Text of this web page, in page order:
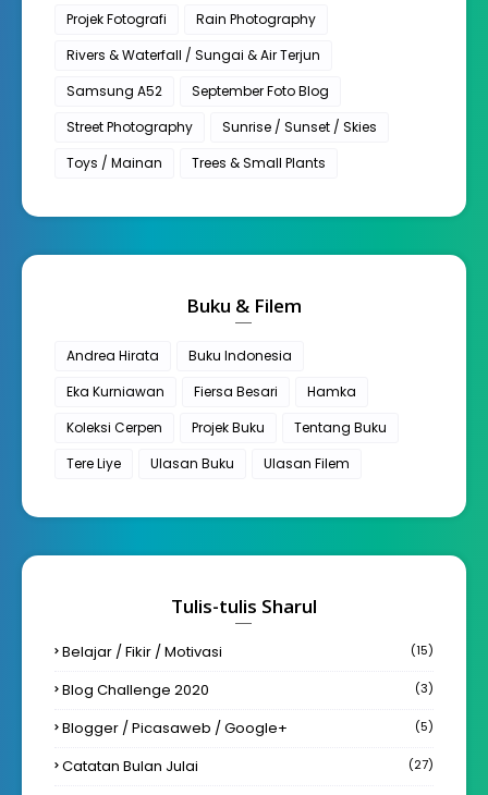
Projek Fotografi
Rain Photography
Rivers & Waterfall / Sungai & Air Terjun
Samsung A52
September Foto Blog
Street Photography
Sunrise / Sunset / Skies
Toys / Mainan
Trees & Small Plants
Buku & Filem
Andrea Hirata
Buku Indonesia
Eka Kurniawan
Fiersa Besari
Hamka
Koleksi Cerpen
Projek Buku
Tentang Buku
Tere Liye
Ulasan Buku Ulasan Filem
Tulis-tulis Sharul
Belajar / Fikir / Motivasi (15)
Blog Challenge 2020 (3)
Blogger / Picasaweb / Google+ (5)
Catatan Bulan Julai (27)